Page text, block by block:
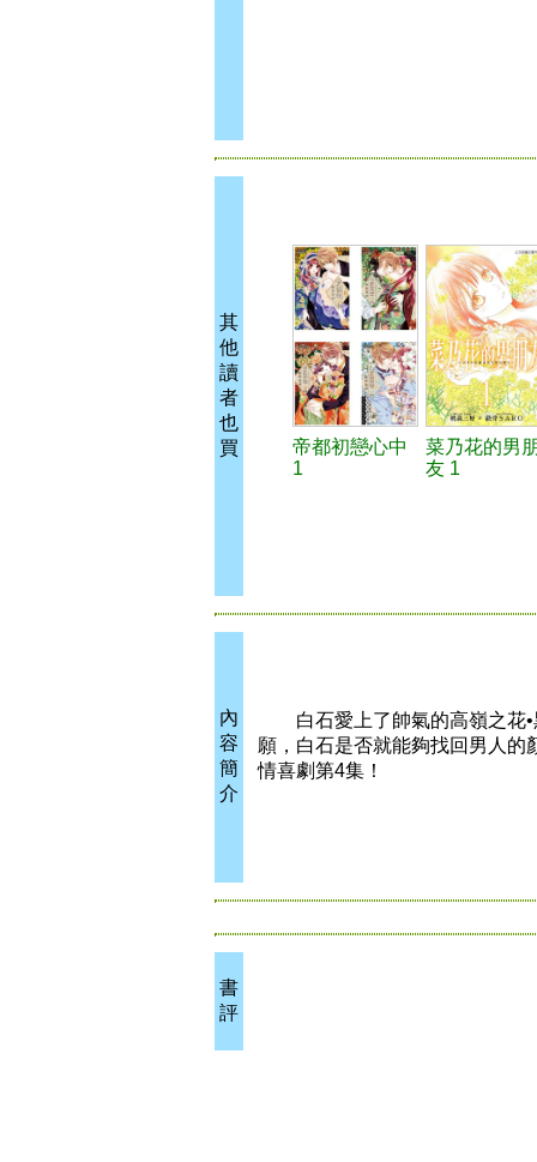
其
他
讀
者
也
買
帝都初戀心中
1
菜乃花的男
友 1
內
容
簡
介
白石愛上了帥氣的高嶺之花•
願，白石是否就能夠找回男人
情喜劇第4集！
書
評